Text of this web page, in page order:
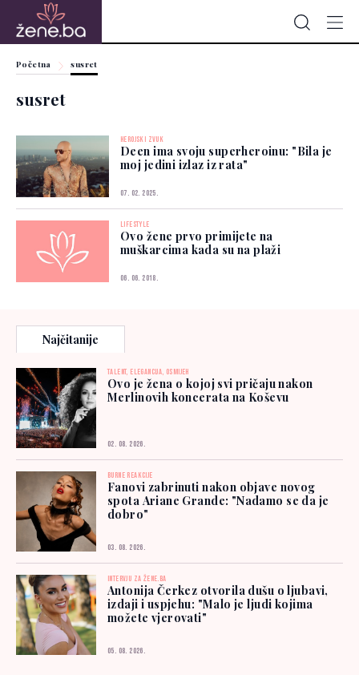
Početna susret
susret
HEROJSKI ZVUK
Deen ima svoju superheroinu: "Bila je
moj jedini izlaz iz rata"
07. 02. 2025.
LIFESTYLE
Ovo žene prvo primijete na
muškarcima kada su na plaži
06. 06. 2018.
Najčitanije
TALENT, ELEGANCIJA, OSMIJEH
Ovo je žena o kojoj svi pričaju nakon
Merlinovih koncerata na Koševu
02. 08. 2026.
BURNE REAKCIJE
Fanovi zabrinuti nakon objave novog
spota Ariane Grande: "Nadamo se da je
dobro"
03. 08. 2026.
INTERVJU ZA ŽENE.BA
Antonija Čerkez otvorila dušu o ljubavi,
izdaji i uspjehu: "Malo je ljudi kojima
možete vjerovati"
05. 08. 2026.